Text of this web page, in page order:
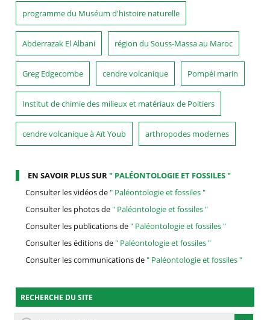
programme du Muséum d'histoire naturelle
Abderrazak El Albani région du Souss-Massa au Maroc
Greg Edgecombe cendre volcanique Pompéi marin
Institut de chimie des milieux et matériaux de Poitiers
cendre volcanique à Aït Youb arthropodes modernes
EN SAVOIR PLUS SUR" PALÉONTOLOGIE ET FOSSILES "
Consulter les vidéos de" Paléontologie et fossiles "
Consulter les photos de" Paléontologie et fossiles "
Consulter les publications de" Paléontologie et fossiles "
Consulter les éditions de" Paléontologie et fossiles "
Consulter les communications de" Paléontologie et fossiles "
RECHERCHE DU SITE